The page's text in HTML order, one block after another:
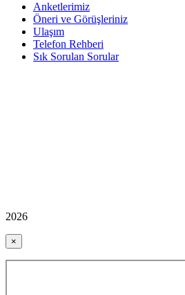
Anketlerimiz
Öneri ve Görüşleriniz
Ulaşım
Telefon Rehberi
Sık Sorulan Sorular
2026
×